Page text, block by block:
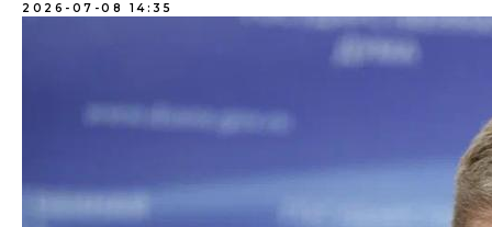
2026-07-08 14:35